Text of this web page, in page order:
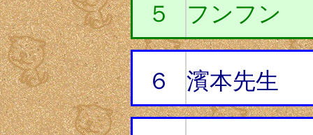
５ フンフン
６ 濱本先生